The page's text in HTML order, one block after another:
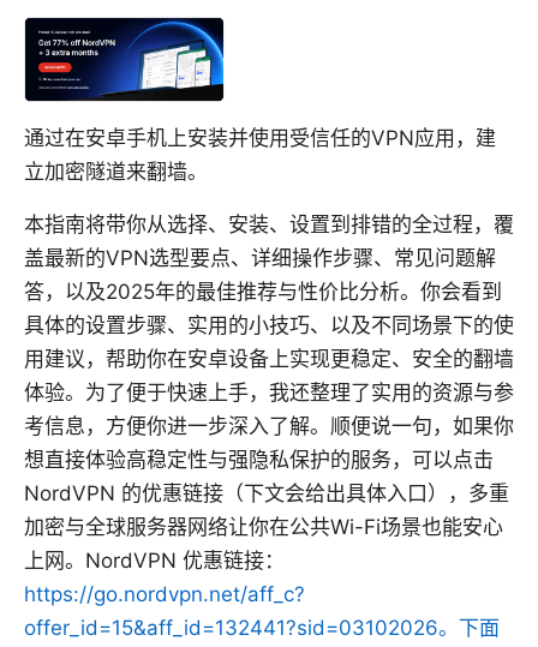
通过在安卓手机上安装并使用受信任的VPN应用，建
立加密隧道来翻墙。
本指南将带你从选择、安装、设置到排错的全过程，覆
盖最新的VPN选型要点、详细操作步骤、常见问题解
答，以及2025年的最佳推荐与性价比分析。你会看到
具体的设置步骤、实用的小技巧、以及不同场景下的使
用建议，帮助你在安卓设备上实现更稳定、安全的翻墙
体验。为了便于快速上手，我还整理了实用的资源与参
考信息，方便你进一步深入了解。顺便说一句，如果你
想直接体验高稳定性与强隐私保护的服务，可以点击
NordVPN 的优惠链接（下文会给出具体入口），多重
加密与全球服务器网络让你在公共Wi-Fi场景也能安心
上网。NordVPN 优惠链接：
https://go.nordvpn.net/aff_c?
offer_id=15&aff_id=132441?sid=03102026。下面